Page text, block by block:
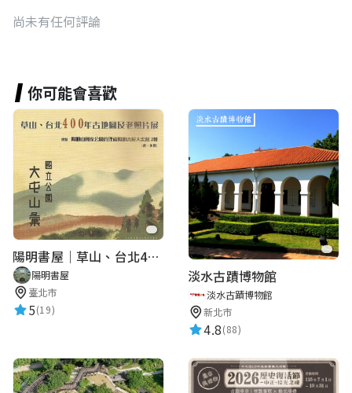
尚未有任何評論
你可能會喜歡
陽明書屋｜草山、台北400年古地圖老照片展｜智慧導覽
陽明書屋
臺北市
5(19)
淡水古蹟博物館
淡水古蹟博物館
新北市
4.8(88)